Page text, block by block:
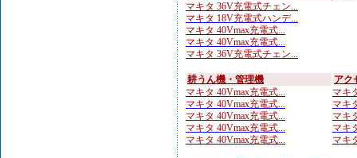
マキタ 36V充電式チェン...
マキタ 18V充電式ハンデ...
マキタ 40Vmax充電式...
マキタ 40Vmax充電式...
マキタ 36V充電式チェン...
耕うん機・管理機
マキタ 40Vmax充電式...
マキタ 40Vmax充電式...
マキタ 40Vmax充電式...
マキタ 40Vmax充電式...
マキタ 40Vmax充電式...
アク
マキ
マキ
マキ
マキ
マキ